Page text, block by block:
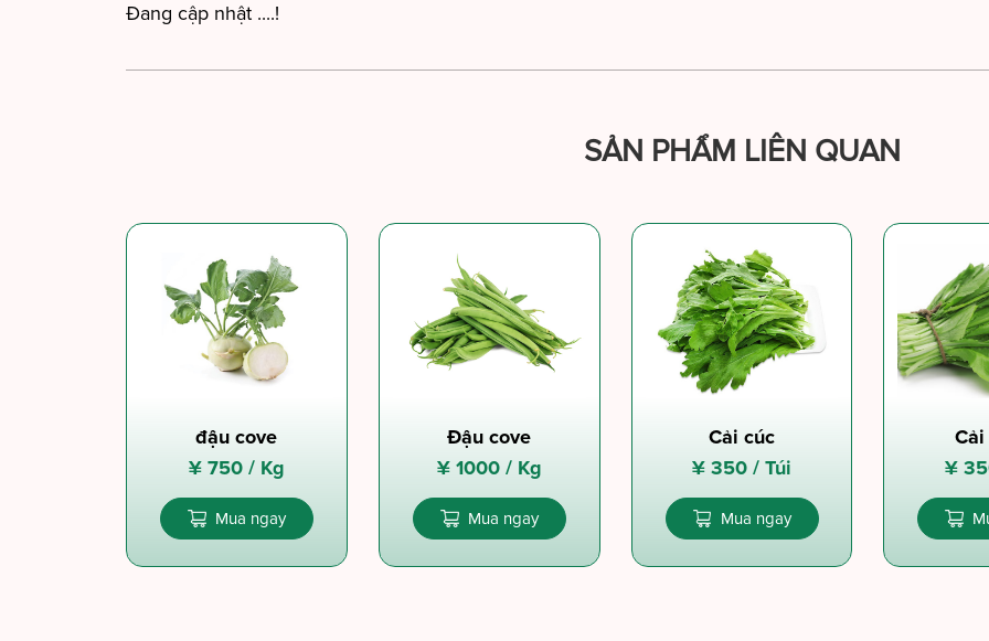
Đang cập nhật ....!
SẢN PHẨM LIÊN QUAN
đậu cove
¥ 750 / Kg
Mua ngay
Đậu cove
¥ 1000 / Kg
Mua ngay
Cải cúc
¥ 350 / Túi
Mua ngay
¥